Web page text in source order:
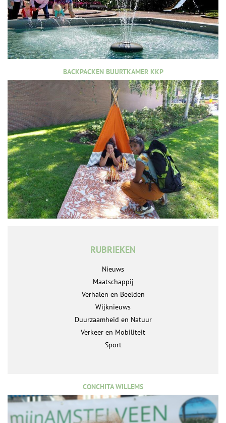
BACKPACKEN BUURTKAMER KKP
RUBRIEKEN
Nieuws
Maatschappij
Verhalen en Beelden
Wijknieuws
Duurzaamheid en Natuur
Verkeer en Mobiliteit
Sport
CONCHITA WILLEMS